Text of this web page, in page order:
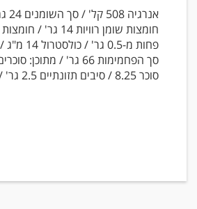
חומצות שומן רוויות
סוכר 8.25 / סיבים תזונתיים 2.5 גר' / חלבונים 5.8 גר'